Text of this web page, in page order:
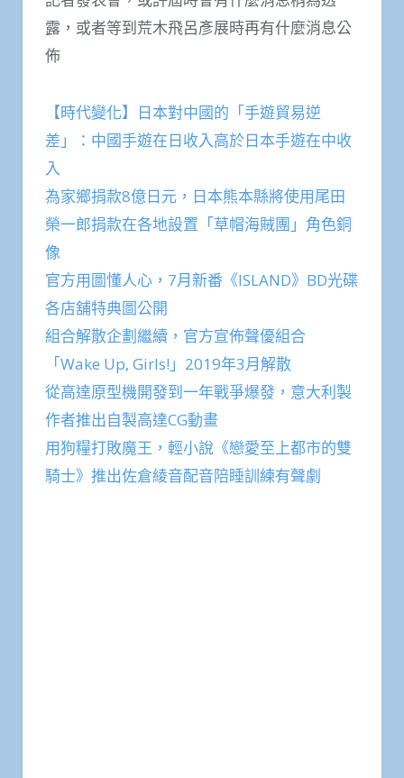
露，或者等到荒木飛呂彥展時再有什麼消息公
佈
【時代變化】日本對中國的「手遊貿易逆
差」：中國手遊在日收入高於日本手遊在中收
入
為家鄉捐款8億日元，日本熊本縣將使用尾田
榮一郎捐款在各地設置「草帽海賊團」角色銅
像
官方用圖懂人心，7月新番《ISLAND》BD光碟
各店舖特典圖公開
組合解散企劃繼續，官方宣佈聲優組合
「Wake Up, Girls!」2019年3月解散
從高達原型機開發到一年戰爭爆發，意大利製
作者推出自製高達CG動畫
用狗糧打敗魔王，輕小說《戀愛至上都市的雙
騎士》推出佐倉綾音配音陪睡訓練有聲劇